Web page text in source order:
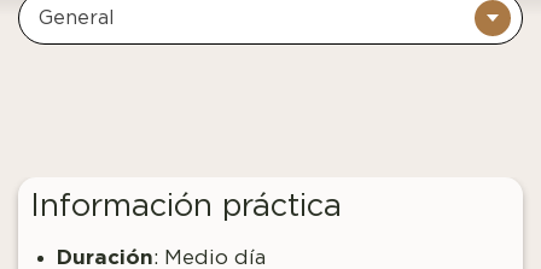
General
Información práctica
Duración: Medio día